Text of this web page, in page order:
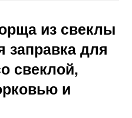
из свеклы
заправка для
свеклой,
и